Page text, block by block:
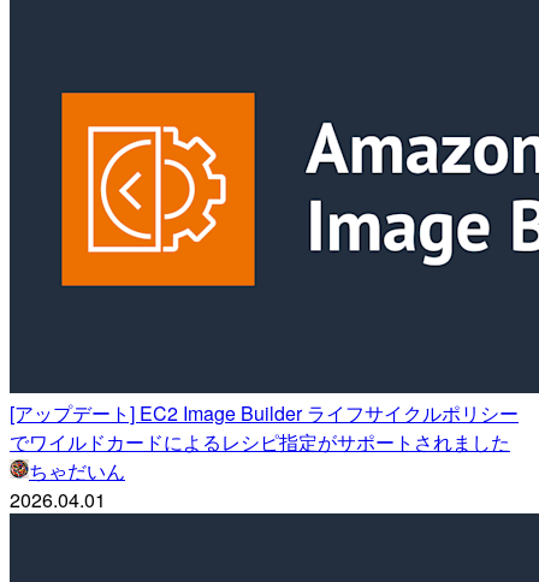
[アップデート] EC2 Image Builder ライフサイクルポリシー
でワイルドカードによるレシピ指定がサポートされました
ちゃだいん
2026.04.01